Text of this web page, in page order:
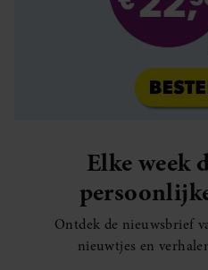
Elke week
Ontdek de nieuwsbrief
nieuwtjes en